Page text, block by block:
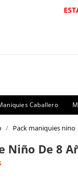
Caballero
Pack maniquies nino
De 8